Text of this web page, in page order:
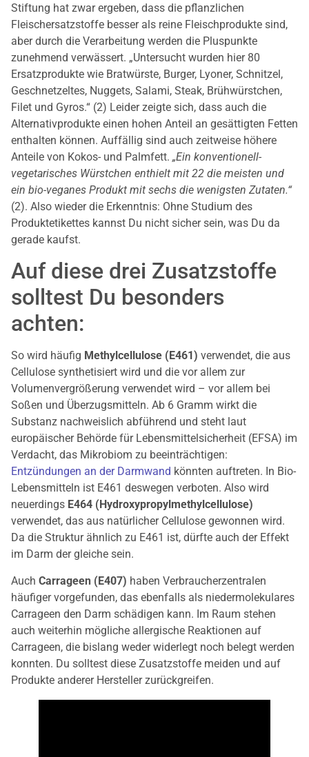
Stiftung hat zwar ergeben, dass die pflanzlichen
Fleischersatzstoffe besser als reine Fleischprodukte sind,
aber durch die Verarbeitung werden die Pluspunkte
zunehmend verwässert. „Untersucht wurden hier 80
Ersatzprodukte wie Bratwürste, Burger, Lyoner, Schnitzel,
Geschnetzeltes, Nuggets, Salami, Steak, Brühwürstchen,
Filet und Gyros.“ (2) Leider zeigte sich, dass auch die
Alternativprodukte einen hohen Anteil an gesättigten Fetten
enthalten können. Auffällig sind auch zeitweise höhere
Anteile von Kokos- und Palmfett. „Ein konventionell-
vegetarisches Würstchen enthielt mit 22 die meisten und
ein bio-veganes Produkt mit sechs die wenigsten Zutaten.“
(2). Also wieder die Erkenntnis: Ohne Studium des
Produktetikettes kannst Du nicht sicher sein, was Du da
gerade kaufst.
Auf diese drei Zusatzstoffe
solltest Du besonders
achten:
So wird häufig Methylcellulose (E461) verwendet, die aus
Cellulose synthetisiert wird und die vor allem zur
Volumenvergrößerung verwendet wird – vor allem bei
Soßen und Überzugsmitteln. Ab 6 Gramm wirkt die
Substanz nachweislich abführend und steht laut
europäischer Behörde für Lebensmittelsicherheit (EFSA) im
Verdacht, das Mikrobiom zu beeinträchtigen:
Entzündungen an der Darmwand könnten auftreten. In Bio-
Lebensmitteln ist E461 deswegen verboten. Also wird
neuerdings E464 (Hydroxypropylmethylcellulose)
verwendet, das aus natürlicher Cellulose gewonnen wird.
Da die Struktur ähnlich zu E461 ist, dürfte auch der Effekt
im Darm der gleiche sein.
Auch Carrageen (E407) haben Verbraucherzentralen
häufiger vorgefunden, das ebenfalls als niedermolekulares
Carrageen den Darm schädigen kann. Im Raum stehen
auch weiterhin mögliche allergische Reaktionen auf
Carrageen, die bislang weder widerlegt noch belegt werden
konnten. Du solltest diese Zusatzstoffe meiden und auf
Produkte anderer Hersteller zurückgreifen.